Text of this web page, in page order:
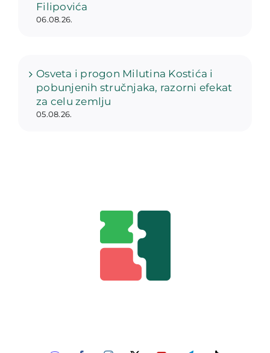
Filipovića
06.08.26.
Osveta i progon Milutina Kostića i
pobunjenih stručnjaka, razorni efekat
za celu zemlju
05.08.26.